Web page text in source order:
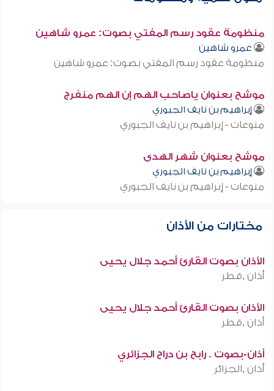
منظومة عقود رسم المفتي بصوت: عمرو شاهين
عمرو شاهين
منظومة عقود رسم المفتي بصوت: عمرو شاهين
موشح بعنوان ياصاحب الهم إن الهم منفرج
إبراهيم بن نايف الجبوري
منوعات - إبراهيم بن نايف الجبوري
موشح بعنوان شهر الهدى
إبراهيم بن نايف الجبوري
منوعات - إبراهيم بن نايف الجبوري
مختارات من الأذان
الأذان بصوت القارئ أحمد جلال يحيى
أذان ,قطر
الأذان بصوت القارئ أحمد جلال يحيى
أذان ,قطر
أذان-بصوت . رابح بن دراح الجزائري
أذان ,الجزائر